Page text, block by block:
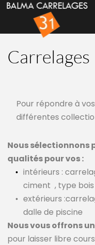
Carrelages
Pour répondre à
différentes
Nous sélectionnons
qualités pour vos :
intérieurs :
ciment , type bois
extérieurs
dalle de piscine
Nous vous offrons
pour laisser libre